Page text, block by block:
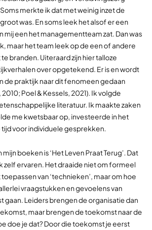
merkte ik dat met weinig inzet de
was. En soms leek het alsof er een
mij een het managementteam zat. Dan was
maar het team leek op de een of andere
branden. Uiteraard zijn hier talloze
over opgetekend. Er is en wordt
de praktijk naar dit fenomeen gedaan
2010; Poel & Kessels, 2021). Ik volgde
literatuur. Ik maakte zaken
me kwetsbaar op, investeerde in het
voor individuele gesprekken.
mijn boeken is ‘Het Leven Praat Terug’. Dat
zelf ervaren. Het draaide niet om formeel
van ‘technieken’, maar om hoe
vraagstukken en gevoelens van
gaan. Leiders brengen de organisatie dan
maar brengen de toekomst naar de
doe je dat? Door die toekomst je eerst